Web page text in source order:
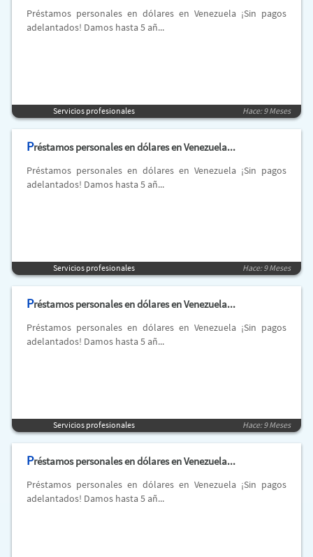
Préstamos personales en dólares en Venezuela ¡Sin pagos
adelantados! Damos hasta 5 añ...
Servicios profesionales Hace: 9 Meses
Préstamos personales en dólares en Venezuela...
Préstamos personales en dólares en Venezuela ¡Sin pagos
adelantados! Damos hasta 5 añ...
Servicios profesionales Hace: 9 Meses
Préstamos personales en dólares en Venezuela...
Préstamos personales en dólares en Venezuela ¡Sin pagos
adelantados! Damos hasta 5 añ...
Servicios profesionales Hace: 9 Meses
Préstamos personales en dólares en Venezuela...
Préstamos personales en dólares en Venezuela ¡Sin pagos
adelantados! Damos hasta 5 añ...